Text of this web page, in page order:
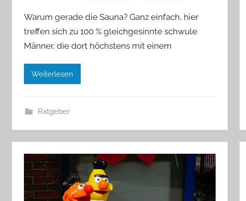
Warum gerade die Sauna? Ganz einfach, hier
treffen sich zu 100 % gleichgesinnte schwule
Männer, die dort höchstens mit einem
Weiterlesen
Ratgeber